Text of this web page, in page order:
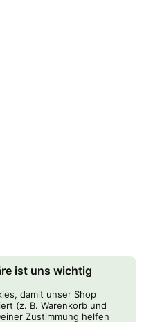
ist uns wichtig
damit unser Shop
(z. B. Warenkorb und
Zustimmung helfen